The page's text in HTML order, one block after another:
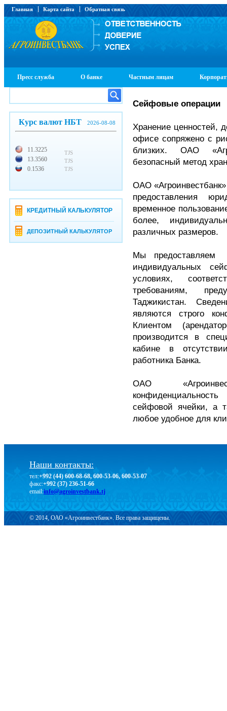
Главная Карта сайта Обратная связь
Пресс служба О банке Частным лицам
Курс валют НБТ 2026-08-08
11.3225
13.3560
0.1536
TJS
TJS
TJS
КРЕДИТНЫЙ КАЛЬКУЛЯТОР
ДЕПОЗИТНЫЙ КАЛЬКУЛЯТОР
Сейфовые операции
Хранение ценностей,
офисе сопряжено с
близких. ОАО
безопасный метод
ОАО
предоставления
временное
более,
различных размеров.
Мы
индивидуальных
условиях,
требованиям,
Таджикистан.
являются строго
Клиентом
производится в
кабине в
работника Банка.
ОАО
сейфовой ячейки, а
любое удобное для
Наши контакты:
тел:+992 (44) 600-68-68, 600-53-06, 600-53-07
факс:+992 (37) 236-51-66
email:info@agroinvestbank.tj
© 2014, ОАО «Агроинвестбанк». Все права защищены.